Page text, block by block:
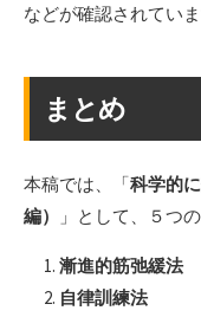
などが確認されていま
まとめ
本稿では、「科学的
編）
」として、５つ
漸進的筋弛緩法
自律訓練法